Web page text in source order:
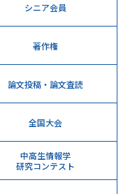
シニア会員
著作権
論文投稿・論文査読
全国大会
中高生情報学
研究コンテスト